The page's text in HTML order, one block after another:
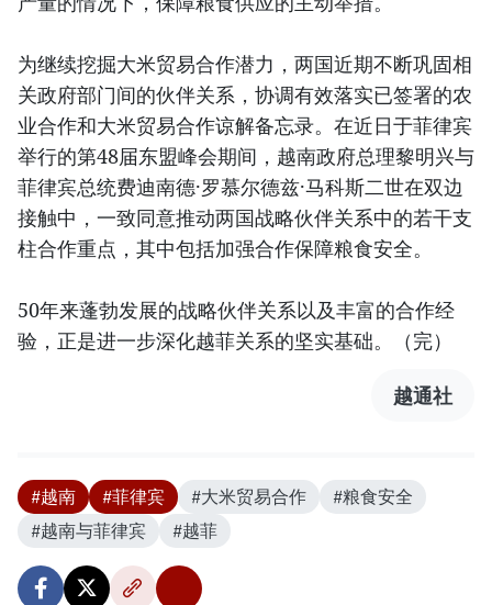
为继续挖掘大米贸易合作潜力，两国近期不断巩固相
关政府部门间的伙伴关系，协调有效落实已签署的农
业合作和大米贸易合作谅解备忘录。在近日于菲律宾
举行的第48届东盟峰会期间，越南政府总理黎明兴与
菲律宾总统费迪南德·罗慕尔德兹·马科斯二世在双边
接触中，一致同意推动两国战略伙伴关系中的若干支
柱合作重点，其中包括加强合作保障粮食安全。
50年来蓬勃发展的战略伙伴关系以及丰富的合作经
验，正是进一步深化越菲关系的坚实基础。（完）
越通社
#越南 #菲律宾 #大米贸易合作
#粮食安全
#越南与菲律宾
#越菲